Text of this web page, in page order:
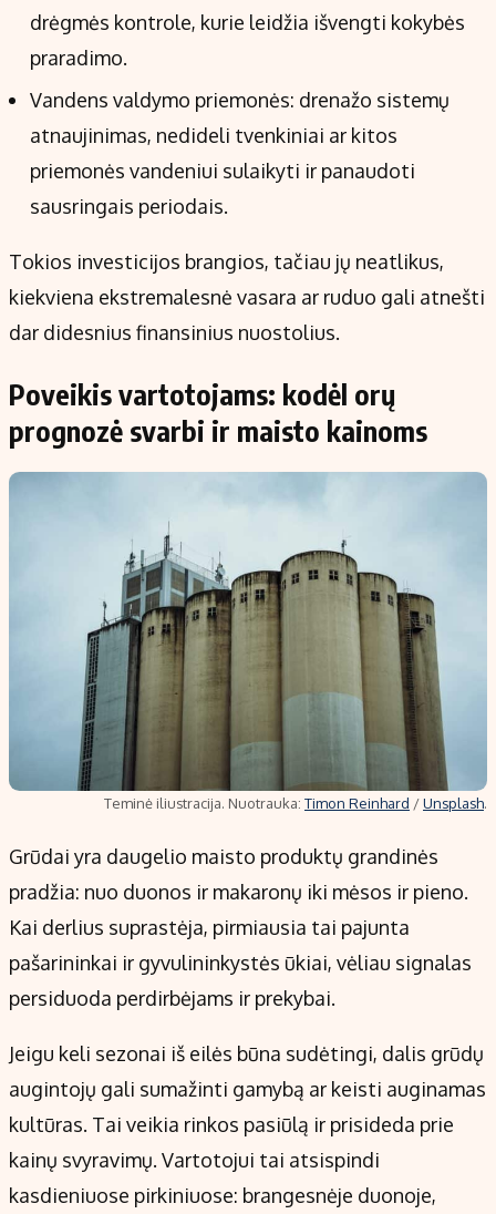
drėgmės kontrole, kurie leidžia išvengti kokybės
praradimo.
Vandens valdymo priemonės: drenažo sistemų
atnaujinimas, nedideli tvenkiniai ar kitos
priemonės vandeniui sulaikyti ir panaudoti
sausringais periodais.
Tokios investicijos brangios, tačiau jų neatlikus,
kiekviena ekstremalesnė vasara ar ruduo gali atnešti
dar didesnius finansinius nuostolius.
Poveikis vartotojams: kodėl orų
prognozė svarbi ir maisto kainoms
Teminė iliustracija. Nuotrauka: Timon Reinhard /Unsplash.
Grūdai yra daugelio maisto produktų grandinės
pradžia: nuo duonos ir makaronų iki mėsos ir pieno.
Kai derlius suprastėja, pirmiausia tai pajunta
pašarininkai ir gyvulininkystės ūkiai, vėliau signalas
persiduoda perdirbėjams ir prekybai.
Jeigu keli sezonai iš eilės būna sudėtingi, dalis grūdų
augintojų gali sumažinti gamybą ar keisti auginamas
kultūras. Tai veikia rinkos pasiūlą ir prisideda prie
kainų svyravimų. Vartotojui tai atsispindi
kasdieniuose pirkiniuose: brangesnėje duonoje,